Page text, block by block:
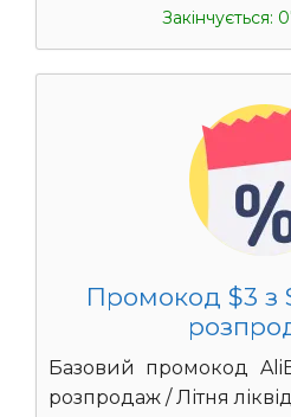
Закінчується:
Промокод $3 з
Базовий промокод
розпродаж / Літня